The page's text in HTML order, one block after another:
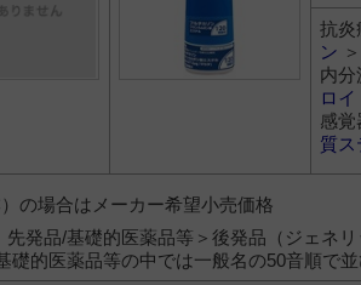
抗炎
ン ＞
内分
ロ
感覚
質ス
の場合はメーカー希望小売価格
先発品/基礎的医薬品等＞後発品（ジェネ
礎的医薬品等の中では一般名の50音順で